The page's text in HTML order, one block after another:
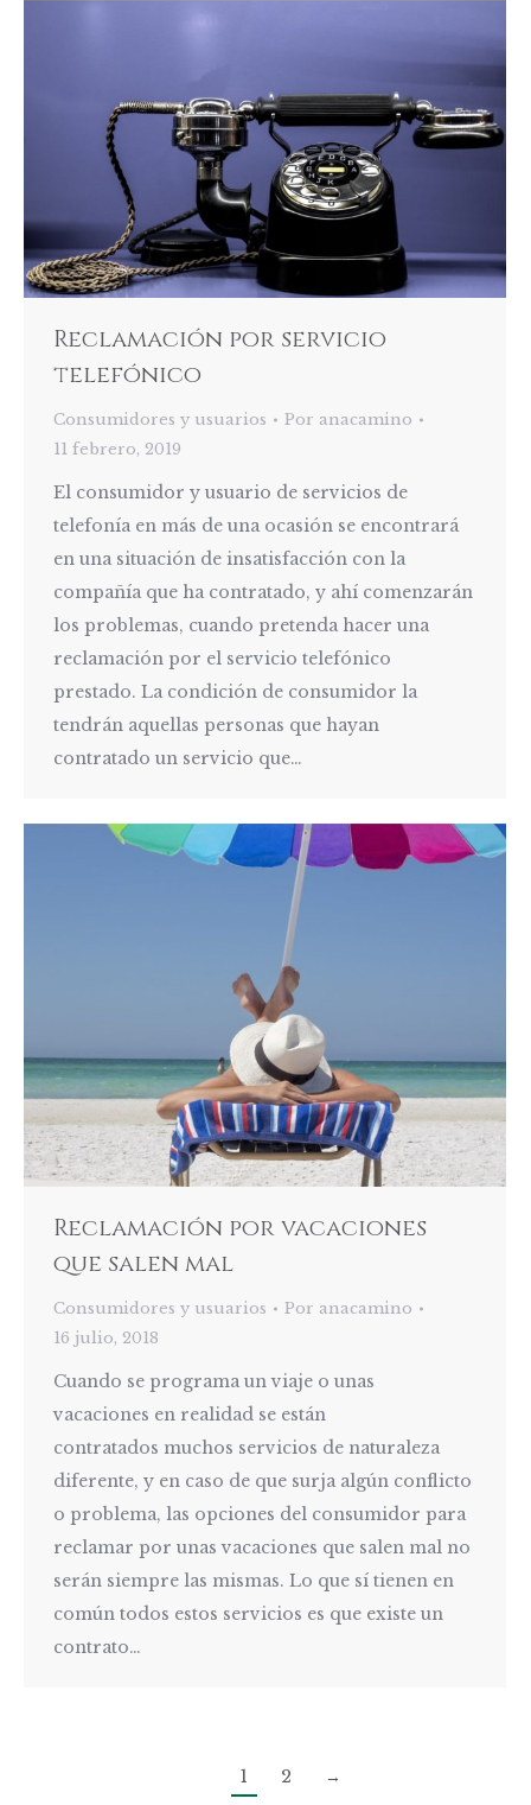
Reclamación por servicio
telefónico
Consumidores y usuarios Por anacamino
11 febrero, 2019
El consumidor y usuario de servicios de
telefonía en más de una ocasión se encontrará
en una situación de insatisfacción con la
compañía que ha contratado, y ahí comenzarán
los problemas, cuando pretenda hacer una
reclamación por el servicio telefónico
prestado. La condición de consumidor la
tendrán aquellas personas que hayan
contratado un servicio que…
Reclamación por vacaciones
que salen mal
Consumidores y usuarios Por anacamino
16 julio, 2018
Cuando se programa un viaje o unas
vacaciones en realidad se están
contratados muchos servicios de naturaleza
diferente, y en caso de que surja algún conflicto
o problema, las opciones del consumidor para
reclamar por unas vacaciones que salen mal no
serán siempre las mismas. Lo que sí tienen en
común todos estos servicios es que existe un
contrato…
1 2 →